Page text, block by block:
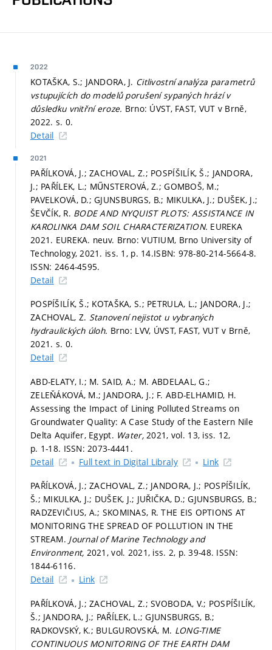
2022
KOTAŠKA, S.; JANDORA, J. Citlivostní analýza parametrů
vstupujících do modelů porušení sypaných hrází v
důsledku vnitřní eroze. Brno: ÚVST, FAST, VUT v Brně,
2022. s. 0.
Detail
2021
PAŘÍLKOVÁ, J.; ZACHOVAL, Z.; POSPÍŠILÍK, Š.; JANDORA,
J.; PAŘÍLEK, L.; MŰNSTEROVÁ, Z.; GOMBOŠ, M.;
PAVELKOVÁ, D.; GJUNSBURGS, B.; MIKULKA, J.; DUŠEK, J.;
ŠEVČÍK, R. BODE AND NYQUIST PLOTS: ASSISTANCE IN
KAROLINKA DAM SOIL CHARACTERIZATION. EUREKA
2021. EUREKA. neuv. Brno: VUTIUM, Brno University of
Technology, 2021. iss. 1, p. 14.ISBN: 978-80-214-5664-8.
ISSN: 2464-4595.
Detail
POSPÍŠILÍK, Š.; KOTAŠKA, S.; PETRULA, L.; JANDORA, J.;
ZACHOVAL, Z. Stanovení nejistot u vybraných
hydraulických úloh. Brno: LVV, ÚVST, FAST, VUT v Brně,
2021. s. 0.
Detail
ABD-ELATY, I.; M. SAID, A.; M. ABDELAAL, G.;
ZELEŇÁKOVÁ, M.; JANDORA, J.; F. ABD-ELHAMID, H.
Assessing the Impact of Lining Polluted Streams on
Groundwater Quality: A Case Study of the Eastern Nile
Delta Aquifer, Egypt. Water,2021, vol. 13, iss. 12,
p. 1-18. ISSN: 2073-4441.
Detail
Full text in Digital Libraly Link
PAŘÍLKOVÁ, J.; ZACHOVAL, Z.; JANDORA, J.; POSPÍŠILÍK,
Š.; MIKULKA, J.; DUŠEK, J.; JUŘIČKA, D.; GJUNSBURGS, B.;
RADZEVIČIUS, A.; SKOMINAS, R. THE EIS OPTIONS AT
MONITORING THE SPREAD OF POLLUTION IN THE
STREAM. Journal of Marine Technology and
Environment, 2021, vol. 2021, iss. 2, p. 39-48. ISSN:
1844-6116.
Detail
Link
PAŘÍLKOVÁ, J.; ZACHOVAL, Z.; SVOBODA, V.; POSPÍŠILÍK,
Š.; JANDORA, J.; PAŘÍLEK, L.; GJUNSBURGS, B.;
RADKOVSKÝ, K.; BULGUROVSKÁ, M. LONG-TIME
CONTINUOUS MONITORING OF THE EARTH DAM